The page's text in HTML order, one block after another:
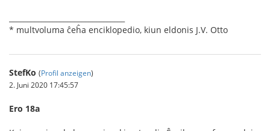
* multvoluma ĉeĥa enciklopedio, kiun eldonis J.V. Otto
StefKo (Profil anzeigen)
2. Juni 2020 17:45:57
Ero 18a